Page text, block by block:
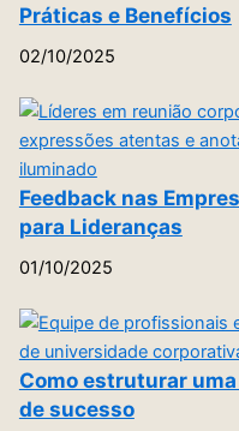
Práticas e Benefícios
02/10/2025
Feedback nas
para Lideranças
01/10/2025
Como estruturar
de sucesso